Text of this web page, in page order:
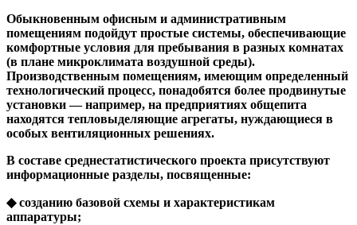
Обыкновенным офисным и административным
помещениям подойдут простые системы, обеспечивающие
комфортные условия для пребывания в разных комнатах
(в плане микроклимата воздушной среды).
Производственным помещениям, имеющим определенный
технологический процесс, понадобятся более продвинутые
установки — например, на предприятиях общепита
находятся тепловыделяющие агрегаты, нуждающиеся в
особых вентиляционных решениях.
В составе среднестатистического проекта присутствуют
информационные разделы, посвященные:
◆ созданию базовой схемы и характеристикам
аппаратуры;